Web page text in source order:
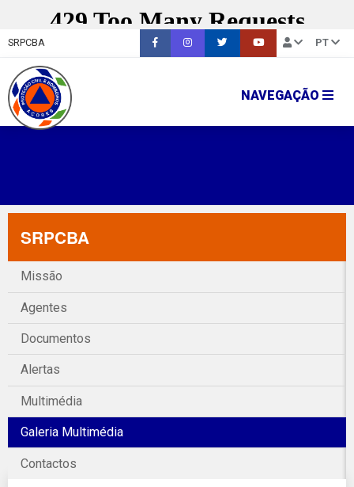
SRPCBA PT
NAVEGAÇÃO
SRPCBA
Missão
Agentes
Documentos
Alertas
Multimédia
Galeria Multimédia
Contactos